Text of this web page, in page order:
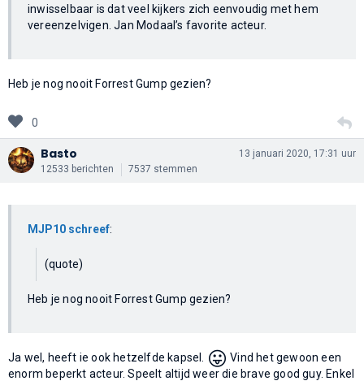
inwisselbaar is dat veel kijkers zich eenvoudig met hem
vereenzelvigen. Jan Modaal’s favorite acteur.
Heb je nog nooit Forrest Gump gezien?
0
Basto
12533 berichten 7537 stemmen
13 januari 2020, 17:31 uur
MJP10 schreef:
(quote)
Heb je nog nooit Forrest Gump gezien?
Ja wel, heeft ie ook hetzelfde kapsel. 😛 Vind het gewoon een
enorm beperkt acteur. Speelt altijd weer die brave good guy. Enkel